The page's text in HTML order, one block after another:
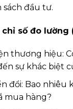
sách đầu tư.
số đo lường
thương hiệu:
sự khác biệt
đổi: Bao nhiêu
mua hàng?